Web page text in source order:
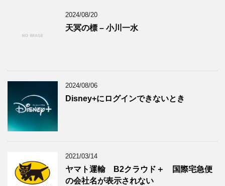
2024/08/20
天冥の標 – 小川一水
2024/08/06
Disney+にログインできないとき
2021/03/14
ヤマト運輸 B2クラウド＋ 国際宅急便
の会社名が表示されない